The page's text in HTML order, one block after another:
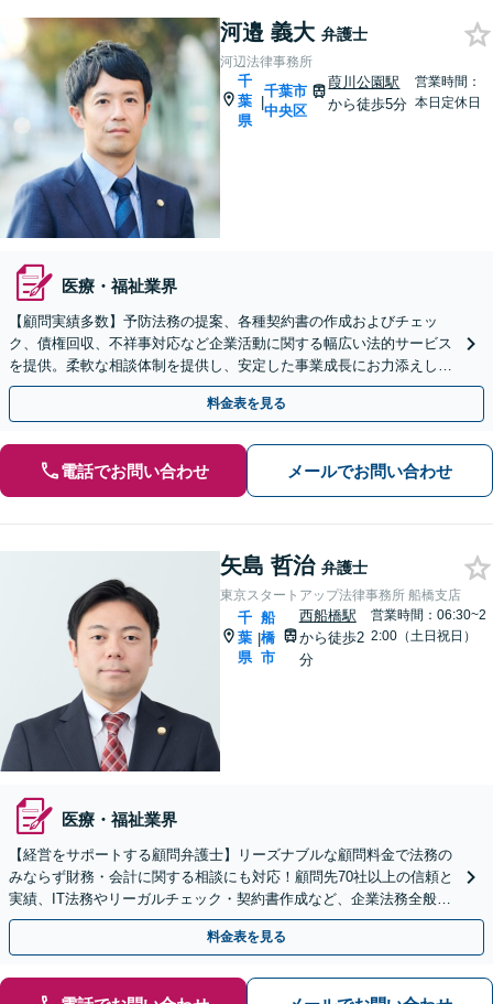
河邉 義大 弁護士
河辺法律事務所
千
葉
県
|
千葉市
中央区
葭川公園駅
から徒歩5分
営業時間：
本日定休日
医療・福祉業界
【顧問実績多数】予防法務の提案、各種契約書の作成およびチェッ
ク、債権回収、不祥事対応など企業活動に関する幅広い法的サービス
を提供。柔軟な相談体制を提供し、安定した事業成長にお力添えしま
す【休日・夜間面談対応】
料金表を見る
電話でお問い合わせ メールでお問い合わせ
矢島 哲治 弁護士
東京スタートアップ法律事務所 船橋支店
千
葉
県
|
船
橋
市
西船橋駅
から徒歩2
分
営業時間：06:30~2
2:00（土日祝日）
医療・福祉業界
【経営をサポートする顧問弁護士】リーズナブルな顧問料金で法務の
みならず財務・会計に関する相談にも対応！顧問先70社以上の信頼と
実績、IT法務やリーガルチェック・契約書作成など、企業法務全般に
ついてお気軽にご相談ください。
料金表を見る